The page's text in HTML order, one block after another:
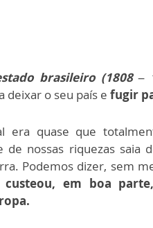
brasileiro (1808 –
deixar o seu país e fugir
era quase que
nossas riquezas saia
Podemos dizer, sem
em boa